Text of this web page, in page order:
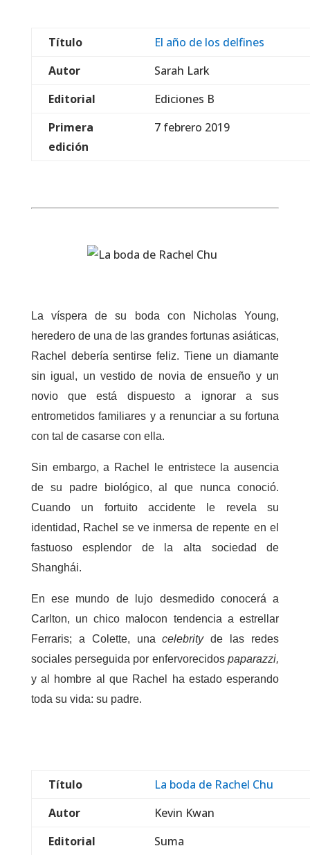
Título
El año de los delfines
Autor
Sarah Lark
Editorial
Ediciones B
Primera
edición
7 febrero 2019
La víspera de su boda con Nicholas Young,
heredero de una de las grandes fortunas asiáticas,
Rachel debería sentirse feliz. Tiene un diamante
sin igual, un vestido de novia de ensueño y un
novio que está dispuesto a ignorar a sus
entrometidos familiares y a renunciar a su fortuna
con tal de casarse con ella.
Sin embargo, a Rachel le entristece la ausencia
de su padre biológico, al que nunca conoció.
Cuando un fortuito accidente le revela su
identidad, Rachel se ve inmersa de repente en el
fastuoso esplendor de la alta sociedad de
Shanghái.
En ese mundo de lujo desmedido conocerá a
Carlton, un chico malocon tendencia a estrellar
Ferraris; a Colette, unacelebrityde las redes
sociales perseguida por enfervorecidospaparazzi,
y al hombre al que Rachel ha estado esperando
toda su vida: su padre.
Título
La boda de Rachel Chu
Autor
Kevin Kwan
Editorial
Suma